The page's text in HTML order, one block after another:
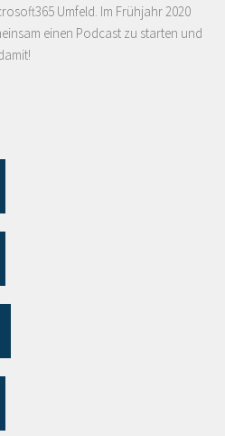
Umfeld. Im Frühjahr 2020
einen Podcast zu starten und